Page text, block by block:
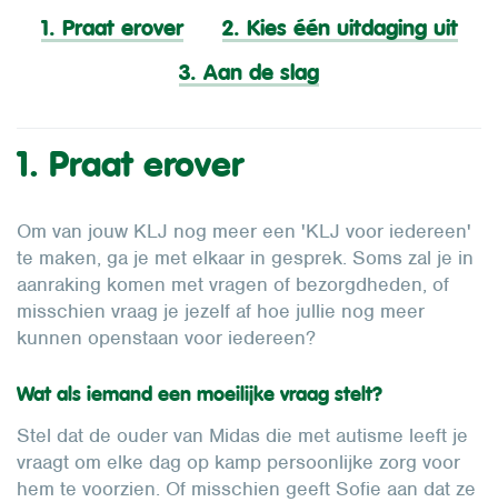
1. Praat erover
2. Kies één uitdaging uit
3. Aan de slag
1. Praat erover
Om van jouw KLJ nog meer een 'KLJ voor iedereen'
te maken, ga je met elkaar in gesprek. Soms zal je in
aanraking komen met vragen of bezorgdheden, of
misschien vraag je jezelf af hoe jullie nog meer
kunnen openstaan voor iedereen?
Wat als iemand een moeilijke vraag stelt?
Stel dat de ouder van Midas die met autisme leeft je
vraagt om elke dag op kamp persoonlijke zorg voor
hem te voorzien. Of misschien geeft Sofie aan dat ze